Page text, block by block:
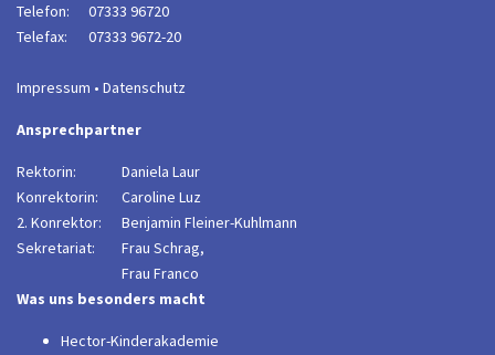
Telefon:
07333 96720
Telefax:
07333 9672-20
Impressum • Datenschutz
Ansprechpartner
Rektorin:
Daniela Laur
Konrektorin:
Caroline Luz
2. Konrektor:
Benjamin Fleiner-Kuhlmann
Sekretariat:
Frau Schrag,
Frau Franco
Was uns besonders macht
Hector-Kinderakademie